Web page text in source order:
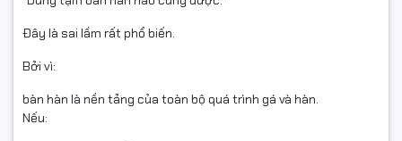
Đây là sai lầm rất phổ biến.
Bởi vì:
bàn hàn là nền tảng của toàn bộ quá trình gá và hàn.
Nếu: